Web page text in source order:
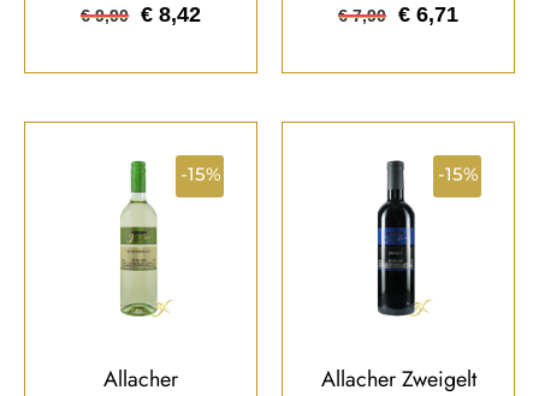
€9,90 € 8,42 €7,90 € 6,71
-15%
Allacher
-15%
Allacher Zweigelt